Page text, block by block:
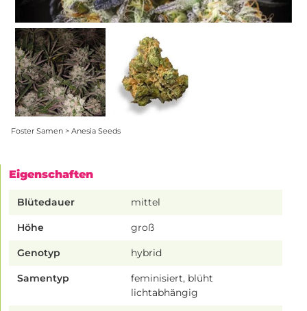
Foster Samen > Anesia Seeds
Eigenschaften
Blütedauer mittel
Höhe groß
Genotyp hybrid
Samentyp
feminisiert, blüht
lichtabhängig